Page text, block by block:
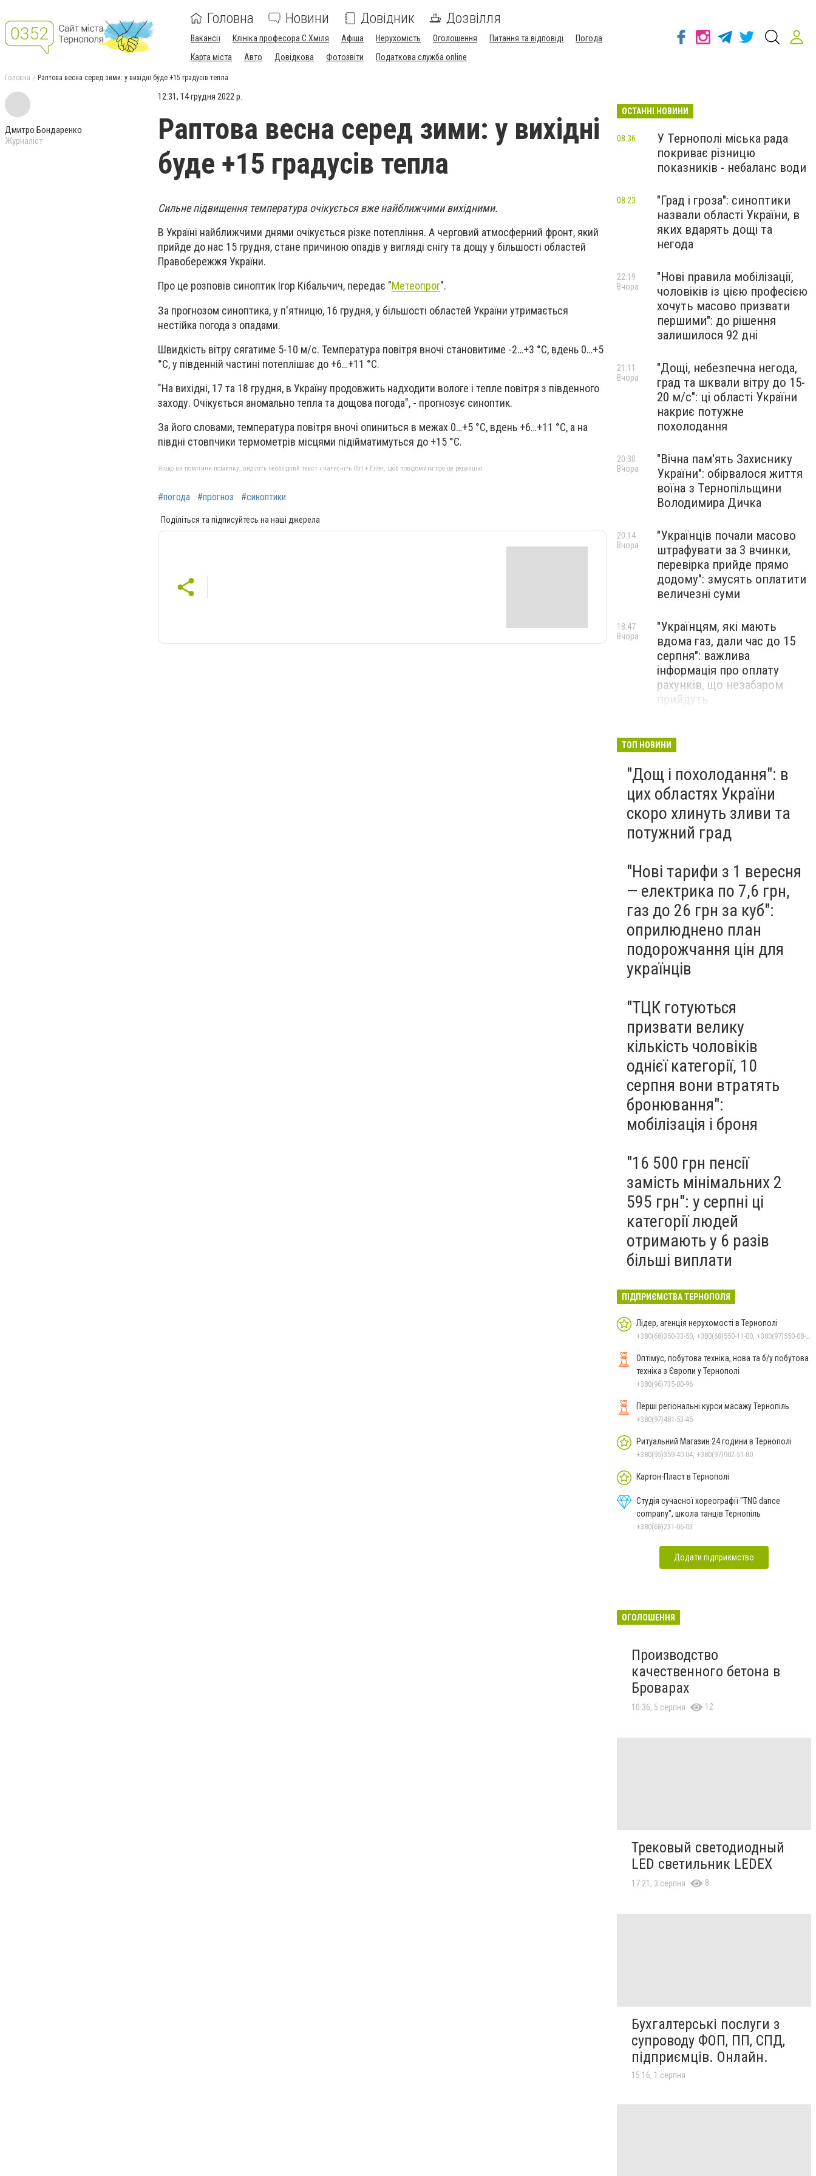
Головна Новини Довідник Дозвілля
Вакансії Клініка професора С.Хміля Афіша Нерухомість Оголошення Питання та відповіді
Погода
Карта міста
Авто Довідкова Фотозвіти Податкова служба online
Головна Раптова весна серед зими: у вихідні буде +15 градусів тепла
Дмитро Бондаренко
Журналіст
12:31, 14 грудня 2022 р.
Раптова весна серед зими: у вихідні
буде +15 градусів тепла
Сильне підвищення температура очікується вже найближчими вихідними.
В Україні найближчими днями очікується різке потепління. А черговий атмосферний фронт, який
прийде до нас 15 грудня, стане причиною опадів у вигляді снігу та дощу у більшості областей
Правобережжя України.
Про це розповів синоптик Ігор Кібальчич, передає "Метеопрог".
За прогнозом синоптика, у п'ятницю, 16 грудня, у більшості областей України утримається
нестійка погода з опадами.
Швидкість вітру сягатиме 5-10 м/с. Температура повітря вночі становитиме -2…+3 °С, вдень 0…+5
°С, у південній частині потеплішає до +6…+11 °С.
"На вихідні, 17 та 18 грудня, в Україну продовжить надходити вологе і тепле повітря з південного
заходу. Очікується аномально тепла та дощова погода", - прогнозує синоптик.
За його словами, температура повітря вночі опиниться в межах 0…+5 °С, вдень +6…+11 °С, а на
півдні стовпчики термометрів місцями підійматимуться до +15 °С.
Якщо ви помітили помилку, виділіть необхідний текст і натисніть Ctrl + Enter, щоб повідомити про це редакцію
#погода #прогноз #синоптики
Поділіться та підписуйтесь на наші джерела
ОСТАННІ НОВИНИ
У Тернополі міська рада
покриває різницю
показників - небаланс води
08:36
"Град і гроза": синоптики
назвали області України, в
яких вдарять дощі та
негода
08:23
"Нові правила мобілізації,
чоловіків із цією професією
хочуть масово призвати
першими": до рішення
залишилося 92 дні
22:19
Вчора
"Дощі, небезпечна негода,
град та шквали вітру до 15-
20 м/с": ці області України
накриє потужне
похолодання
21:11
Вчора
"Вічна пам'ять Захиснику
України": обірвалося життя
воїна з Тернопільщини
Володимира Дичка
20:30
Вчора
"Українців почали масово
штрафувати за 3 вчинки,
перевірка прийде прямо
додому": змусять оплатити
величезні суми
20:14
Вчора
"Українцям, які мають
вдома газ, дали час до 15
серпня": важлива
інформація про оплату
рахунків, що незабаром
прийдуть
18:47
Вчора
Тернопільщину накриє
попередили про небезпеку
Вчора
ТОП НОВИНИ
"Дощ і похолодання": в
цих областях України
скоро хлинуть зливи та
потужний град
"Нові тарифи з 1 вересня
— електрика по 7,6 грн,
газ до 26 грн за куб":
оприлюднено план
подорожчання цін для
українців
"ТЦК готуються
призвати велику
кількість чоловіків
однієї категорії, 10
серпня вони втратять
бронювання":
мобілізація і броня
"16 500 грн пенсії
замість мінімальних 2
595 грн": у серпні ці
категорії людей
отримають у 6 разів
більші виплати
ПІДПРИЄМСТВА ТЕРНОПОЛЯ
Лідер, агенція нерухомості в Тернополі
+380(68)350-33-50, +380(68)550-11-00, +380(97)550-08-42, +380(66)048-42-70
Оптімус, побутова техніка, нова та б/у побутова
техніка з Європи у Тернополі
+380(96)735-00-96
Перші регіональні курси масажу Тернопіль
+380(97)481-53-45
Ритуальний Магазин 24 години в Тернополі
+380(95)359-40-04, +380(97)902-51-80
Картон-Пласт в Тернополі
Студія сучасної хореографії "TNG dance
company", школа танців Тернопіль
+380(68)231-06-03
Додати підприємство
ОГОЛОШЕННЯ
Производство
качественного бетона в
Броварах
10:36, 5 серпня 12
Трековый светодиодный
LED светильник LEDEX
17:21, 3 серпня 8
Бухгалтерські послуги з
супроводу ФОП, ПП, СПД,
підприємців. Онлайн.
15:16, 1 серпня